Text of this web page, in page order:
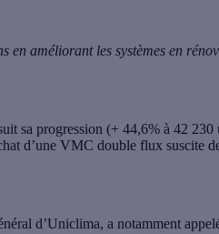
améliorant les systèmes en
sa progression (+ 44,6% à 42
d’une VMC double flux suscite
d’Uniclima, a notamment